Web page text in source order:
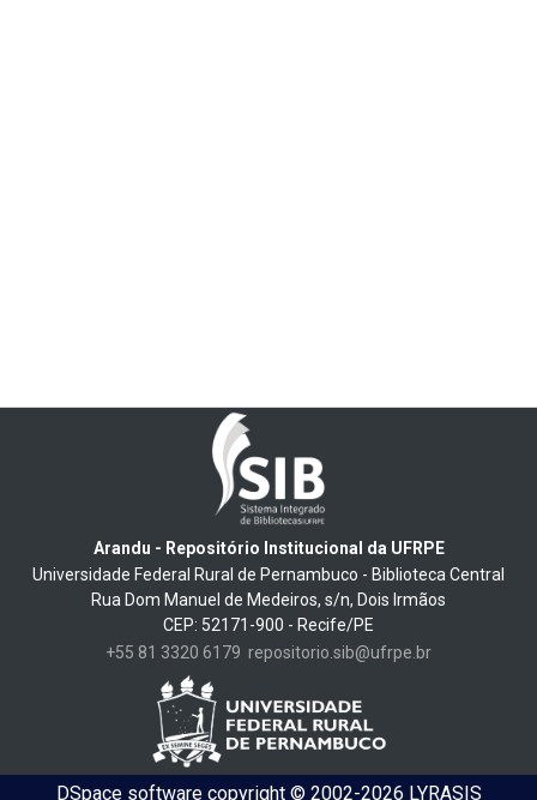
Arandu - Repositório Institucional da UFRPE
Universidade Federal Rural de Pernambuco - Biblioteca Central
Rua Dom Manuel de Medeiros, s/n, Dois Irmãos
CEP: 52171-900 - Recife/PE
+55 81 3320 6179 repositorio.sib@ufrpe.br
DSpace softwarecopyright © 2002-2026 LYRASIS